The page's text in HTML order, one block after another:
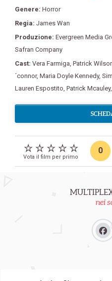
Genere: Horror
Regia: James Wan
Produzione: Evergreen Media
Safran Company
Cast: Vera Farmiga Patrick
´connor, Maria Doyle Kennedy,
Lauren Espostito Patrick Mcauley,
Vota il film per primo
0
nei